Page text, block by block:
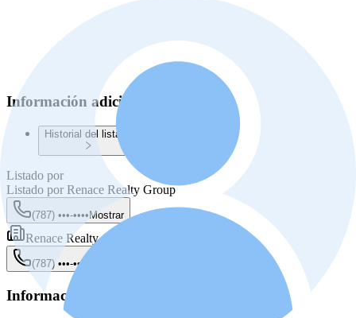
Información adicional
Historial del listado
Listado por
Listado por Renace Realty Group
(787) •••-••••Mostrar
Renace Realty Group
(787) •••-••••
Información de la fuente